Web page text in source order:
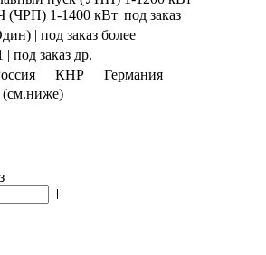
(ЧРП) 1-1400 кВт| под заказ
| под заказ более
| под заказ др.
КНР
Германия
(см.ниже)